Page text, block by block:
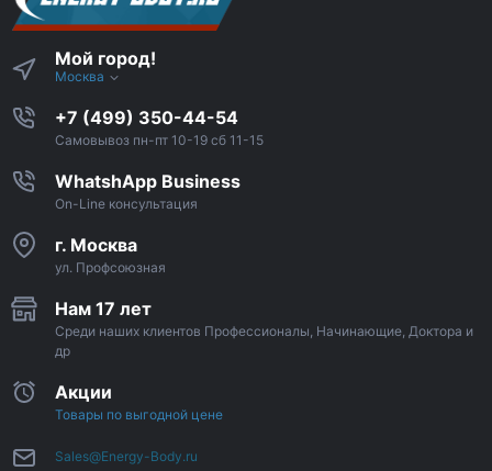
Мой город!
Москва
+7 (499) 350-44-54
Самовывоз пн-пт 10-19 сб 11-15
WhatshApp Business
On-Line консультация
г. Москва
ул. Профсоюзная
Нам 17 лет
Среди наших клиентов Профессионалы, Начинающие, Доктора и
др
Акции
Товары по выгодной цене
Sales@Energy-Body.ru